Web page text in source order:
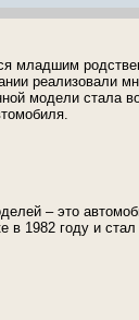
младшим
реализовали
модели стала
– это
в 1982 году и